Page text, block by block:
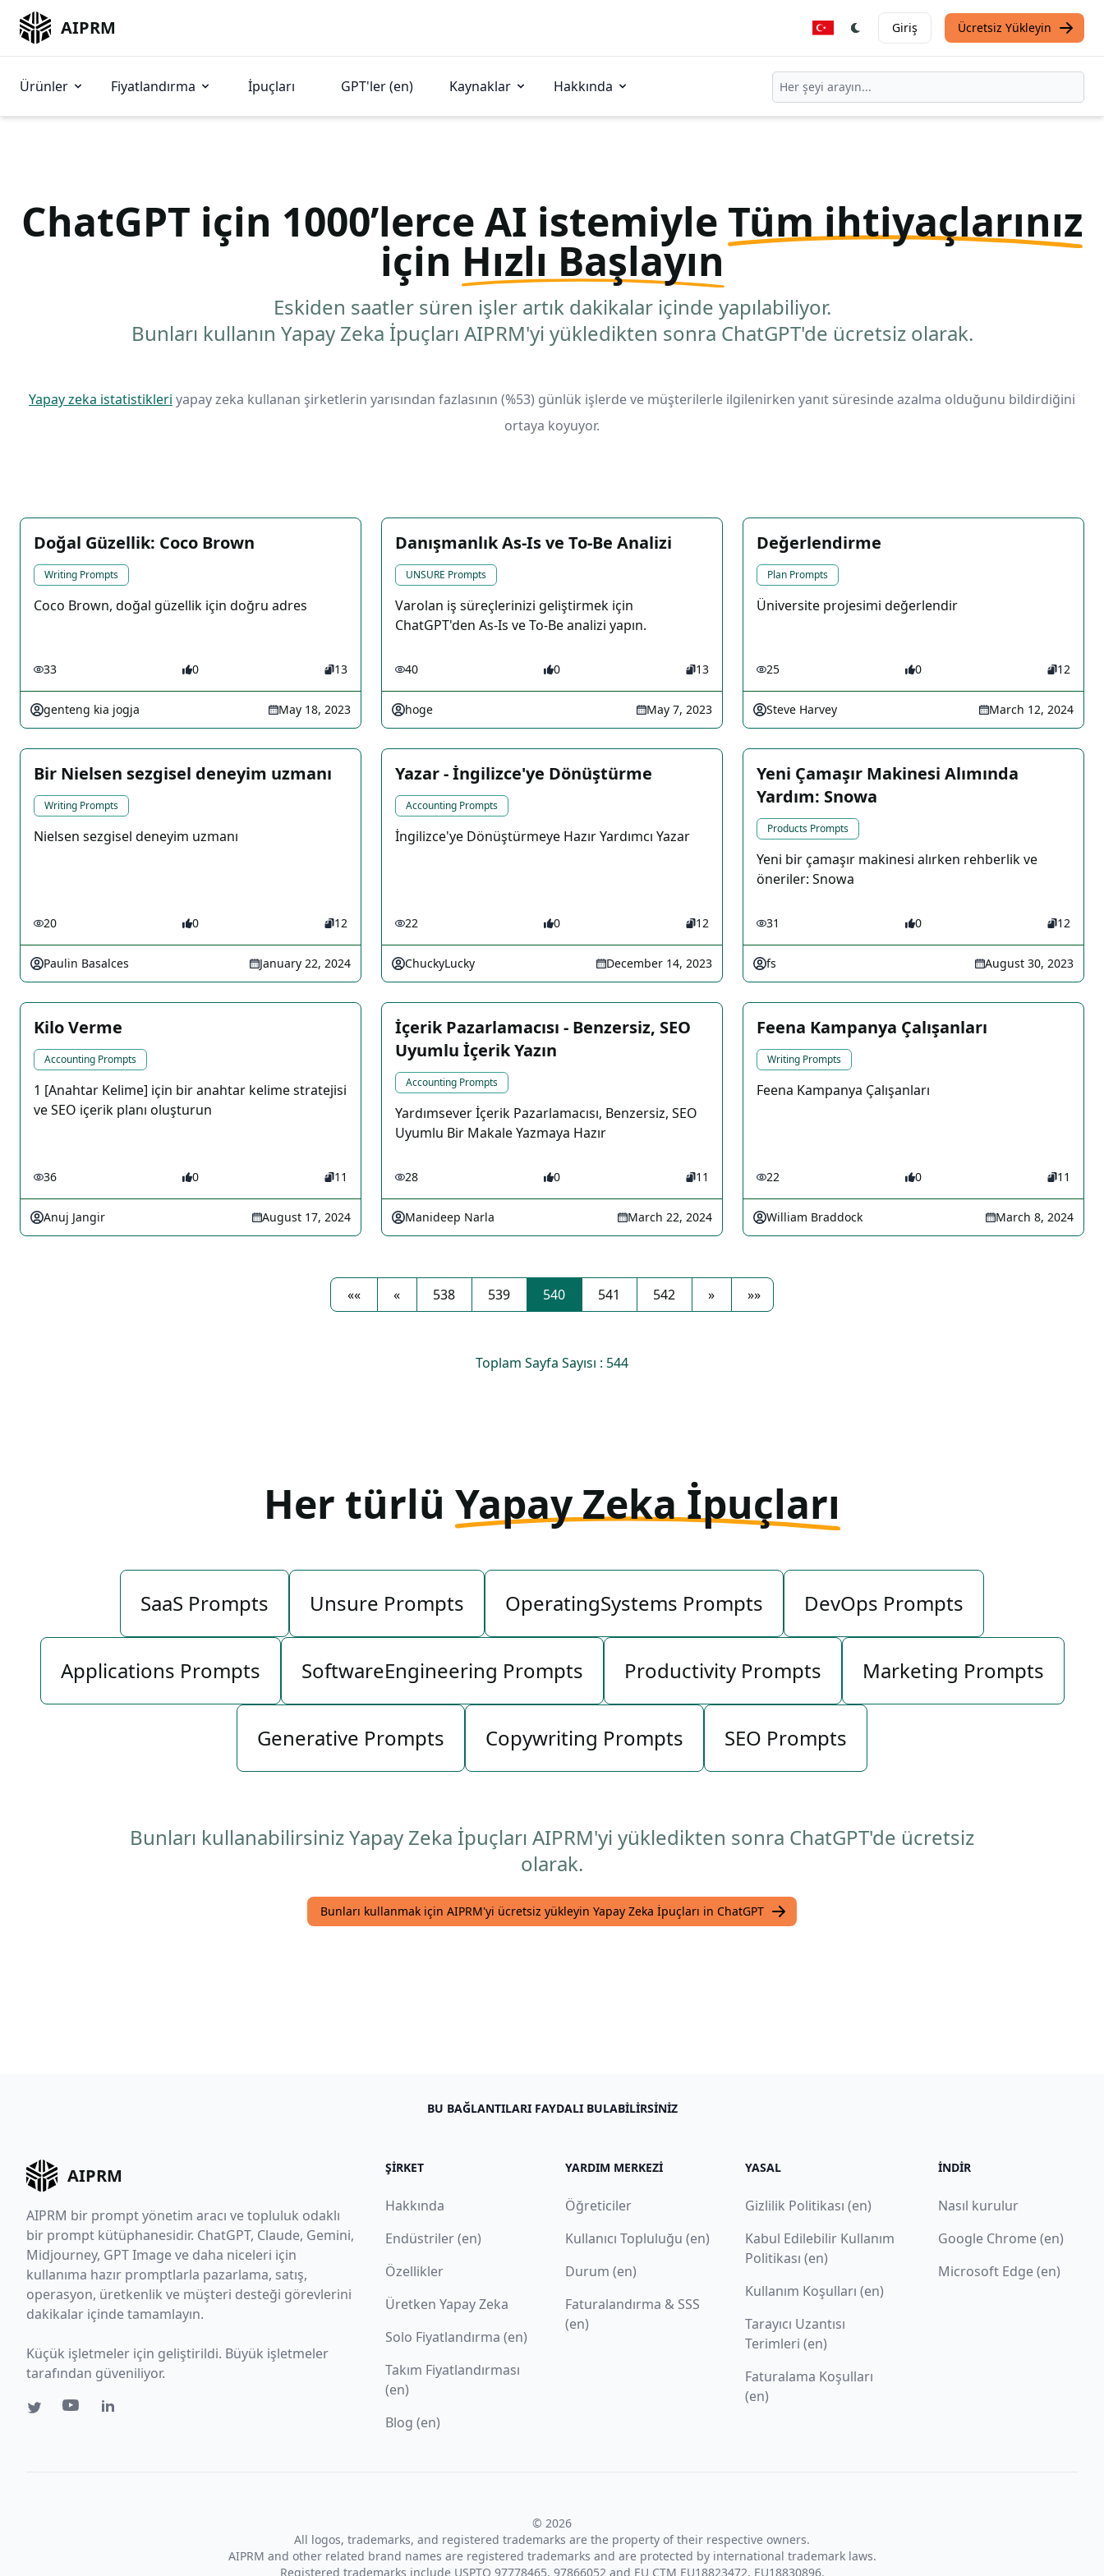
AIPRM Giriş Ücretsiz Yükleyin
Ürünler Fiyatlandırma İpuçları GPT'ler (en) Kaynaklar Hakkında
ChatGPT için 1000’lerce AI istemiyle Tüm ihtiyaçlarınız
için Hızlı Başlayın
Eskiden saatler süren işler artık dakikalar içinde yapılabiliyor.
Bunları kullanın Yapay Zeka İpuçları AIPRM'yi yükledikten sonra ChatGPT'de ücretsiz olarak.
Yapay zeka istatistikleri yapay zeka kullanan şirketlerin yarısından fazlasının (%53) günlük işlerde ve müşterilerle ilgilenirken yanıt süresinde azalma olduğunu bildirdiğini
ortaya koyuyor.
Doğal Güzellik: Coco Brown
Writing Prompts
Coco Brown, doğal güzellik için doğru adres
33 0 13
genteng kia jogja May 18, 2023
Danışmanlık As-Is ve To-Be Analizi
UNSURE Prompts
Varolan iş süreçlerinizi geliştirmek için
ChatGPT'den As-Is ve To-Be analizi yapın.
40 0 13
hoge May 7, 2023
Değerlendirme
Plan Prompts
Üniversite projesimi değerlendir
25 0 12
Steve Harvey March 12, 2024
Bir Nielsen sezgisel deneyim uzmanı
Writing Prompts
Nielsen sezgisel deneyim uzmanı
20 0 12
Paulin Basalces January 22, 2024
Yazar - İngilizce'ye Dönüştürme
Accounting Prompts
İngilizce'ye Dönüştürmeye Hazır Yardımcı Yazar
22 0 12
ChuckyLucky December 14, 2023
Yeni Çamaşır Makinesi Alımında
Yardım: Snowa
Products Prompts
Yeni bir çamaşır makinesi alırken rehberlik ve
öneriler: Snowa
31 0 12
fs August 30, 2023
Kilo Verme
Accounting Prompts
1 [Anahtar Kelime] için bir anahtar kelime stratejisi
ve SEO içerik planı oluşturun
36 0 11
Anuj Jangir August 17, 2024
İçerik Pazarlamacısı - Benzersiz, SEO
Uyumlu İçerik Yazın
Accounting Prompts
Yardımsever İçerik Pazarlamacısı, Benzersiz, SEO
Uyumlu Bir Makale Yazmaya Hazır
28 0 11
Manideep Narla March 22, 2024
Feena Kampanya Çalışanları
Writing Prompts
Feena Kampanya Çalışanları
22 0 11
William Braddock March 8, 2024
«« « 538 539 540 541 542 » »»
Toplam Sayfa Sayısı : 544
Her türlü Yapay Zeka İpuçları
SaaS Prompts Unsure Prompts OperatingSystems Prompts DevOps Prompts
Applications Prompts SoftwareEngineering Prompts Productivity Prompts Marketing Prompts
Generative Prompts Copywriting Prompts SEO Prompts
Bunları kullanabilirsiniz Yapay Zeka İpuçları AIPRM'yi yükledikten sonra ChatGPT'de ücretsiz
olarak.
Bunları kullanmak için AIPRM'yi ücretsiz yükleyin Yapay Zeka İpuçları in ChatGPT
BU BAĞLANTILARI FAYDALI BULABILIRSINIZ
AIPRM
AIPRM bir prompt yönetim aracı ve topluluk odaklı
bir prompt kütüphanesidir. ChatGPT, Claude, Gemini,
Midjourney, GPT Image ve daha niceleri için
kullanıma hazır promptlarla pazarlama, satış,
operasyon, üretkenlik ve müşteri desteği görevlerini
dakikalar içinde tamamlayın.
Küçük işletmeler için geliştirildi. Büyük işletmeler
tarafından güveniliyor.
ŞIRKET
Hakkında
Endüstriler (en)
Özellikler
Üretken Yapay Zeka
Solo Fiyatlandırma (en)
Takım Fiyatlandırması
(en)
Blog (en)
YARDIM MERKEZI
Öğreticiler
Kullanıcı Topluluğu (en)
Durum (en)
Faturalandırma & SSS
(en)
YASAL
Gizlilik Politikası (en)
Kabul Edilebilir Kullanım
Politikası (en)
Kullanım Koşulları (en)
Tarayıcı Uzantısı
Terimleri (en)
Faturalama Koşulları
(en)
İNDIR
Nasıl kurulur
Google Chrome (en)
Microsoft Edge (en)
© 2026
All logos, trademarks, and registered trademarks are the property of their respective owners.
AIPRM and other related brand names are registered trademarks and are protected by international trademark laws.
Registered trademarks include USPTO 97778465, 97866052 and EU CTM EU18823472, EU18830896.